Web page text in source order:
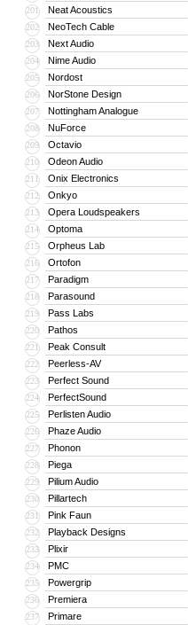
201 Neat Acoustics
202 NeoTech Cable
203 Next Audio
204 Nime Audio
205 Nordost
206 NorStone Design
207 Nottingham Analogue
208 NuForce
209 Octavio
210 Odeon Audio
211 Onix Electronics
212 Onkyo
213 Opera Loudspeakers
214 Optoma
215 Orpheus Lab
216 Ortofon
217 Paradigm
218 Parasound
219 Pass Labs
220 Pathos
221 Peak Consult
222 Peerless-AV
223 Perfect Sound
224 PerfectSound
225 Perlisten Audio
226 Phaze Audio
227 Phonon
228 Piega
229 Pilium Audio
230 Pillartech
231 Pink Faun
232 Playback Designs
233 Plixir
234 PMC
235 Powergrip
236 Premiera
237 Primare